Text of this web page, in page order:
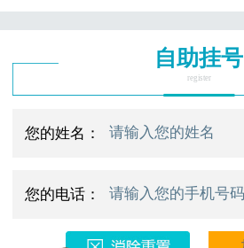
自助挂号
register
您的姓名：
您的电话：